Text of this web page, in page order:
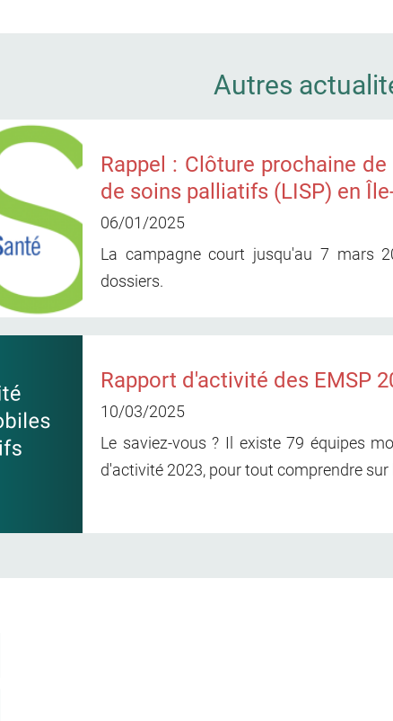
Autres
Rappel : Clôture prochaine
de soins palliatifs (LISP) en
06/01/2025
La campagne court jusqu'au 7 mars
dossiers.
Rapport d'activité des EMSP
10/03/2025
Le saviez-vous ? Il existe 79 équipes
d'activité 2023, pour tout comprendre